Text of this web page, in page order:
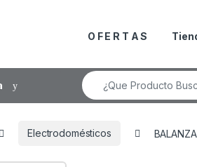
O F E R T A S
Búsqueda de:
Electrodomésticos